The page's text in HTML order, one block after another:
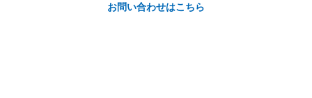
お問い合わせはこちら